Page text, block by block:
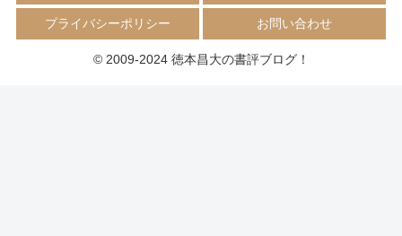
プライバシーポリシー お問い合わせ
© 2009-2024 徳本昌大の書評ブログ！